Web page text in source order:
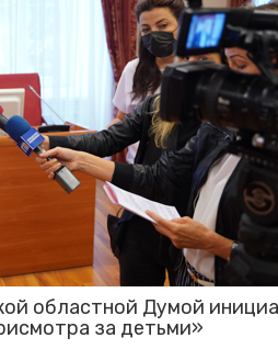
областной Думой
за детьми»